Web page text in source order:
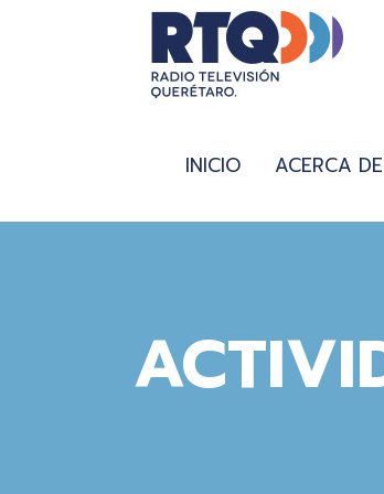
INICIO ACERCA DE